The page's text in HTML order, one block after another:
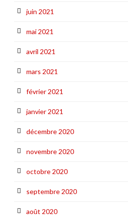
juin 2021
mai 2021
avril 2021
mars 2021
février 2021
janvier 2021
décembre 2020
novembre 2020
octobre 2020
septembre 2020
août 2020